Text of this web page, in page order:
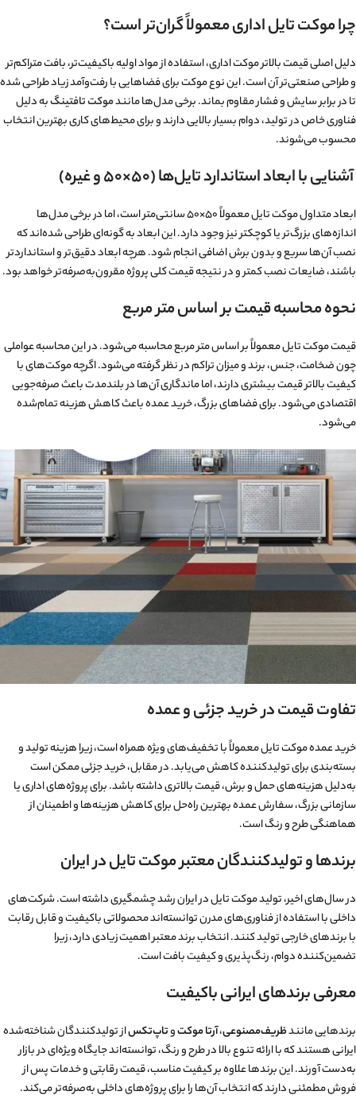
چرا موکت تایل اداری معمولاً گران‌تر است؟
دلیل اصلی قیمت بالاتر موکت اداری، استفاده از مواد اولیه باکیفیت‌تر، بافت متراکم‌تر
و طراحی صنعتی‌تر آن است. این نوع موکت برای فضاهایی با رفت‌وآمد زیاد طراحی شده
تا در برابر سایش و فشار مقاوم بماند. برخی مدل‌ها مانندموکت تافتینگبه دلیل
فناوری خاص در تولید، دوام بسیار بالایی دارند و برای محیط‌های کاری بهترین انتخاب
محسوب می‌شوند.
آشنایی با ابعاد استاندارد تایل‌ها (۵۰×۵۰ و غیره)
ابعاد متداول موکت تایل معمولاً ۵۰×۵۰ سانتی‌متر است، اما در برخی مدل‌ها
اندازه‌های بزرگ‌تر یا کوچکتر نیز وجود دارد. این ابعاد به گونه‌ای طراحی شده‌اند که
نصب آن‌ها سریع و بدون برش اضافی انجام شود. هرچه ابعاد دقیق‌تر و استانداردتر
باشند، ضایعات نصب کمتر و در نتیجه قیمت کلی پروژه مقرون‌به‌صرفه‌تر خواهد بود.
نحوه محاسبه قیمت بر اساس متر مربع
قیمت موکت تایل معمولاً بر اساس متر مربع محاسبه می‌شود. در این محاسبه عواملی
چون ضخامت، جنس، برند و میزان تراکم در نظر گرفته می‌شود. اگرچه موکت‌های با
کیفیت بالاتر قیمت بیشتری دارند، اما ماندگاری آن‌ها در بلندمدت باعث صرفه‌جویی
اقتصادی می‌شود. برای فضاهای بزرگ، خرید عمده باعث کاهش هزینه تمام‌شده
می‌شود.
تفاوت قیمت در خرید جزئی و عمده
خرید عمده موکت تایل معمولاً با تخفیف‌های ویژه همراه است، زیرا هزینه تولید و
بسته‌بندی برای تولیدکننده کاهش می‌یابد. در مقابل، خرید جزئی ممکن است
به‌دلیل هزینه‌های حمل و برش، قیمت بالاتری داشته باشد. برای پروژه‌های اداری یا
سازمانی بزرگ، سفارش عمده بهترین راه‌حل برای کاهش هزینه‌ها و اطمینان از
هماهنگی طرح و رنگ است.
برندها و تولیدکنندگان معتبر موکت تایل در ایران
در سال‌های اخیر، تولید موکت تایل در ایران رشد چشمگیری داشته است. شرکت‌های
داخلی با استفاده از فناوری‌های مدرن توانسته‌اند محصولاتی باکیفیت و قابل رقابت
با برندهای خارجی تولید کنند. انتخاب برند معتبر اهمیت زیادی دارد، زیرا
تضمین‌کننده دوام، رنگ‌پذیری و کیفیت بافت است.
معرفی برندهای ایرانی باکیفیت
برندهایی مانندظریف‌مصنوعی،آرتا موکتوتاپ‌تکساز تولیدکنندگان شناخته‌شده
ایرانی هستند که با ارائه تنوع بالا در طرح و رنگ، توانسته‌اند جایگاه ویژه‌ای در بازار
به‌دست آورند. این برندها علاوه بر کیفیت مناسب، قیمت رقابتی و خدمات پس از
فروش مطمئنی دارند که انتخاب آن‌ها را برای پروژه‌های داخلی به‌صرفه‌تر می‌کند.